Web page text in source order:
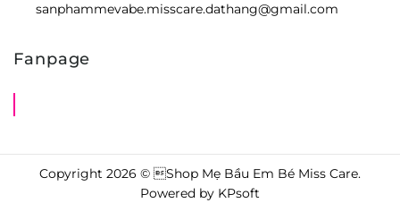
sanphammevabe.misscare.dathang@gmail.com
Fanpage
Copyright 2026 © Shop Mẹ Bầu Em Bé Miss Care.
Powered by KPsoft